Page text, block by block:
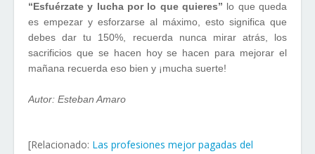
“Esfuérzate y lucha por lo que quieres” lo que queda
es empezar y esforzarse al máximo, esto significa que
debes dar tu 150%, recuerda nunca mirar atrás, los
sacrificios que se hacen hoy se hacen para mejorar el
mañana recuerda eso bien y ¡mucha suerte!
Autor: Esteban Amaro
[Relacionado: Las profesiones mejor pagadas del